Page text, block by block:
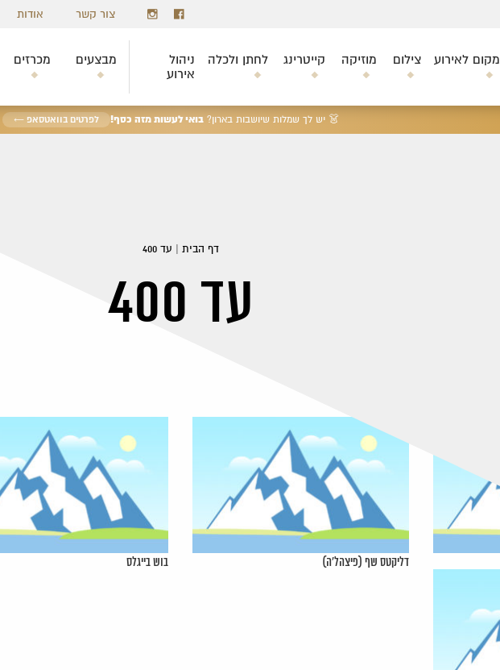
צור קשר אודות
מקום לאירוע צילום מוזיקה קייטרינג לחתן ולכלה
ניהול
אירוע
מבצעים מכרזים
👗 יש לך שמלות שיושבות בארון?בואי לעשות מזה כסף! לפרטים בוואטסאפ ←
דף הבית עד 400
עד 400
דליקטס שף (פיצהל'ה) בוש בייגלס